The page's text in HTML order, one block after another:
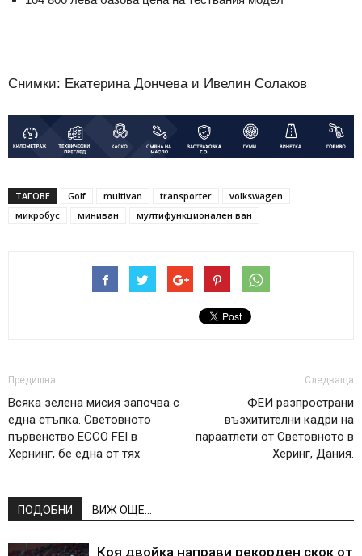
Снимки: Екатерина Дончева и Ивелин Солаков
ТАГОВЕ Golf multivan transporter
volkswagen
микробус
миниван мултифункционален ван
Предишна
Всяка зелена мисия започва с
една стъпка. Световното
първенство ECCO FEI в
Хернинг, бе една от тях
Следваща
ФЕИ разпространи
възхитителни кадри на
параатлети от Световното в
Херинг, Дания.
ПОДОБНИ ВИЖ ОЩЕ...
Коя двойка направи рекорден скок от